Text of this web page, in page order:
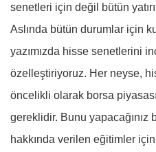
senetleri için değil bütün
Aslında bütün durumlar için
yazımızda hisse senetlerini
özelleştiriyoruz. Her neyse,
öncelikli olarak borsa
gereklidir. Bunu yapacağınız
hakkında verilen eğitimler